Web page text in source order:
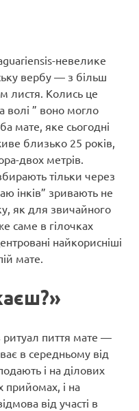
невелике
вербу — з більш
листя. Колись це
волі ” воно могло
мате, яке сьогодні
близько 25 років,
двох метрів.
тільки через
інків” зривають не
як для звичайного
саме в гілочках
найкорисніші
мате.
ритуал пиття мате —
в середньому від
і на ділових
прийомах, і на
від участі в